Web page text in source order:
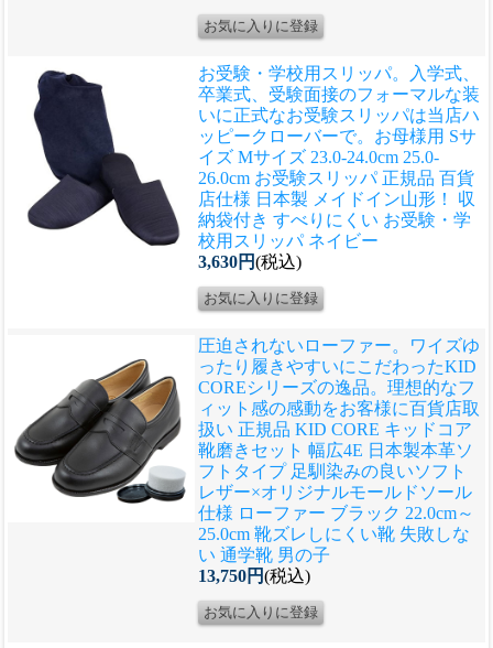
お受験・学校用スリッパ。入学式、
卒業式、受験面接のフォーマルな装
いに正式なお受験スリッパは当店ハ
ッピークローバーで。 お母様用 Sサ
イズ Mサイズ 23.0-24.0cm 25.0-
26.0cm お受験スリッパ 正規品 百貨
店仕様 日本製 メイドイン山形！ 収
納袋付き すべりにくい お受験・学
校用スリッパ ネイビー
3,630円(税込)
圧迫されないローファー。ワイズゆ
ったり履きやすいにこだわったKID
COREシリーズの逸品。理想的なフ
ィット感の感動をお客様に百貨店取
扱い 正規品 KID CORE キッドコア
靴磨きセット 幅広4E 日本製本革ソ
フトタイプ 足馴染みの良いソフト
レザー×オリジナルモールドソール
仕様 ローファー ブラック 22.0cm～
25.0cm 靴ズレしにくい靴 失敗しな
い 通学靴 男の子
13,750円(税込)